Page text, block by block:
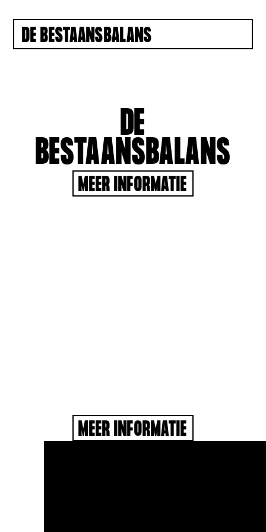
DE BESTAANSBALANS
DE
BESTAANSBALANS
MEER INFORMATIE
MEER INFORMATIE